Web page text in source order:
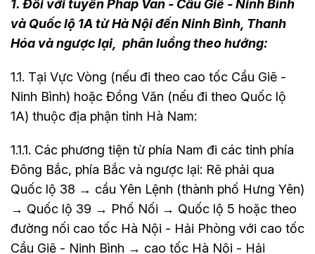
1. Đối với tuyến Pháp Vân - Cầu Giẽ - Ninh Bình
và Quốc lộ 1A từ Hà Nội đến Ninh Bình, Thanh
Hóa và ngược lại, phân luồng theo hướng:
1.1. Tại Vực Vòng (nếu đi theo cao tốc Cầu Giẽ -
Ninh Bình) hoặc Đồng Văn (nếu đi theo Quốc lộ
1A) thuộc địa phận tỉnh Hà Nam:
1.1.1. Các phương tiện từ phía Nam đi các tỉnh phía
Đông Bắc, phía Bắc và ngược lại: Rẽ phải qua
Quốc lộ 38 → cầu Yên Lệnh (thành phố Hưng Yên)
→ Quốc lộ 39 → Phố Nối → Quốc lộ 5 hoặc theo
đường nối cao tốc Hà Nội - Hải Phòng với cao tốc
Cầu Giẽ - Ninh Bình → cao tốc Hà Nội - Hải